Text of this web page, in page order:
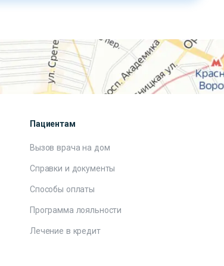
Пациентам
Вызов врача на дом
Справки и документы
Способы оплаты
Программа лояльности
Лечение в кредит